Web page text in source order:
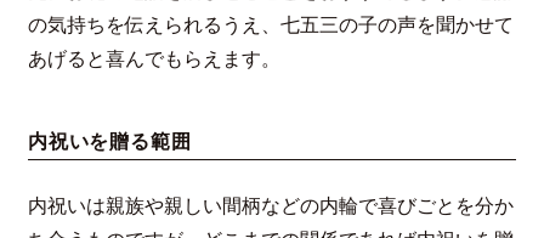
の気持ちを伝えられるうえ、七五三の子の声を聞かせて
あげると喜んでもらえます。
内祝いを贈る範囲
内祝いは親族や親しい間柄などの内輪で喜びごとを分か